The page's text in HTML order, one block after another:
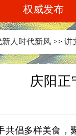
权威发布
新人时代新风>> 讲
庆阳正
多样美食，